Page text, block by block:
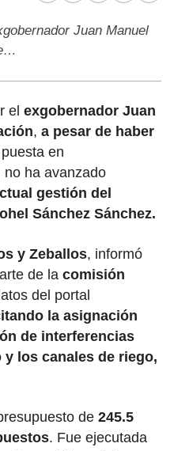
Juan Manuel
el exgobernador Juan
, a pesar de haber
en
ha avanzado
gestión del
Sánchez Sánchez.
y Zeballos, informó
de la comisión
del portal
la asignación
de interferencias
los canales de riego,
de 245.5
. Fue ejecutada